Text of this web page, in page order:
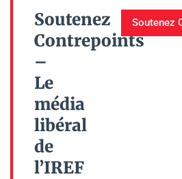
Soutenez
Contrepoints
–
Le
média
libéral
de
l’IREF
Soutenez